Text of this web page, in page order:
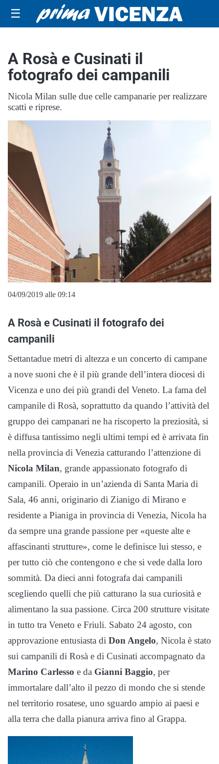
☰
A Rosà e Cusinati il
fotografo dei campanili
Nicola Milan sulle due celle campanarie per realizzare
scatti e riprese.
04/09/2019 alle 09:14
A Rosà e Cusinati il fotografo dei
campanili
Settantadue metri di altezza e un concerto di campane
a nove suoni che è il più grande dell’intera diocesi di
Vicenza e uno dei più grandi del Veneto. La fama del
campanile di Rosà, soprattutto da quando l’attività del
gruppo dei campanari ne ha riscoperto la preziosità, si
è diffusa tantissimo negli ultimi tempi ed è arrivata fin
nella provincia di Venezia catturando l’attenzione di
Nicola Milan, grande appassionato fotografo di
campanili. Operaio in un’azienda di Santa Maria di
Sala, 46 anni, originario di Zianigo di Mirano e
residente a Pianiga in provincia di Venezia, Nicola ha
da sempre una grande passione per «queste alte e
affascinanti strutture», come le definisce lui stesso, e
per tutto ciò che contengono e che si vede dalla loro
sommità. Da dieci anni fotografa dai campanili
scegliendo quelli che più catturano la sua curiosità e
alimentano la sua passione. Circa 200 strutture visitate
in tutto tra Veneto e Friuli. Sabato 24 agosto, con
approvazione entusiasta di Don Angelo, Nicola è stato
sui campanili di Rosà e di Cusinati accompagnato da
Marino Carlesso e da Gianni Baggio, per
immortalare dall’alto il pezzo di mondo che si stende
nel territorio rosatese, uno sguardo ampio ai paesi e
alla terra che dalla pianura arriva fino al Grappa.